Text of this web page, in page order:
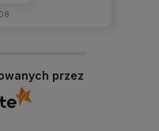
przez